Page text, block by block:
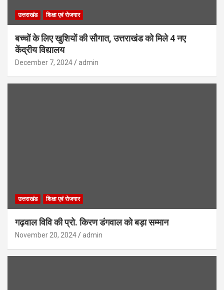
उत्तराखंड शिक्षा एवं रोजगार
बच्चों के लिए खुशियों की सौगात, उत्तराखंड को मिले 4 नए
केंद्रीय विद्यालय
December 7, 2024 admin
उत्तराखंड शिक्षा एवं रोजगार
गढ़वाल विवि की प्रो. किरण डंगवाल को बड़ा सम्मान
November 20, 2024 admin